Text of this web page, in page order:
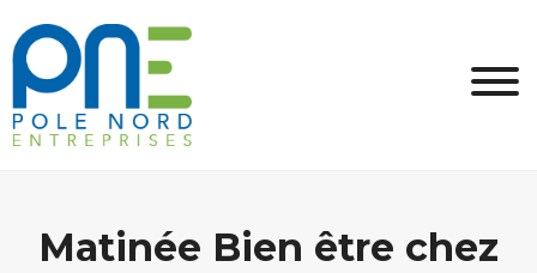
content
Matinée Bien être chez